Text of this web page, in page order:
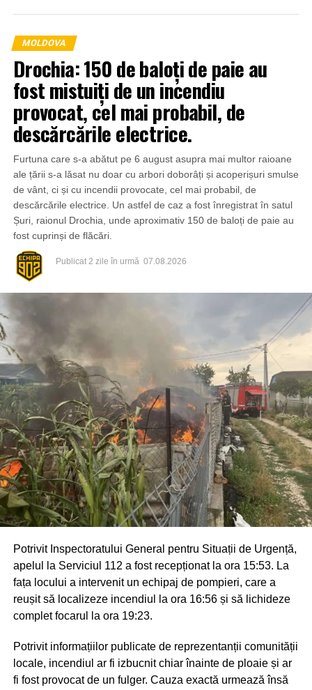
MOLDOVA
Drochia: 150 de baloți de paie au
fost mistuiți de un incendiu
provocat, cel mai probabil, de
descărcările electrice.
Furtuna care s-a abătut pe 6 august asupra mai multor raioane
ale țării s-a lăsat nu doar cu arbori doborâți și acoperișuri smulse
de vânt, ci și cu incendii provocate, cel mai probabil, de
descărcările electrice. Un astfel de caz a fost înregistrat în satul
Șuri, raionul Drochia, unde aproximativ 150 de baloți de paie au
fost cuprinși de flăcări.
Publicat 2 zile în urmă 07.08.2026
Potrivit Inspectoratului General pentru Situații de Urgență,
apelul la Serviciul 112 a fost recepționat la ora 15:53. La
fața locului a intervenit un echipaj de pompieri, care a
reușit să localizeze incendiul la ora 16:56 și să lichideze
complet focarul la ora 19:23.
Potrivit informațiilor publicate de reprezentanții comunității
locale, incendiul ar fi izbucnit chiar înainte de ploaie și ar
fi fost provocat de un fulger. Cauza exactă urmează însă